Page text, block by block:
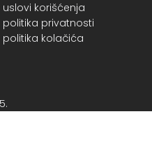
uslovi korišćenja
politika privatnosti
politika kolačića